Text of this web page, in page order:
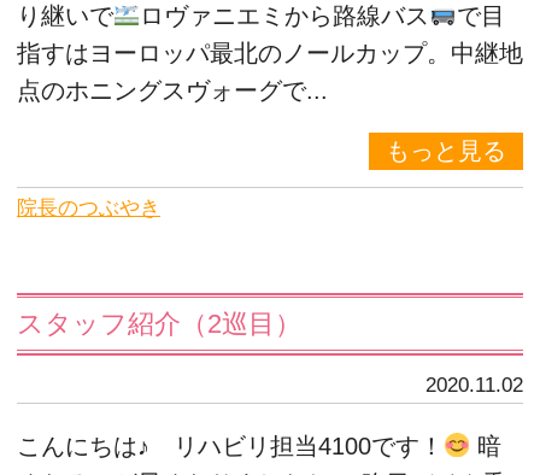
り継いで
ロヴァニエミから路線バス
で目
指すはヨーロッパ最北のノールカップ。中継地
点のホニングスヴォーグで...
もっと見る
院長のつぶやき
スタッフ紹介（2巡目）
2020.11.02
こんにちは♪ リハビリ担当4100です！
暗